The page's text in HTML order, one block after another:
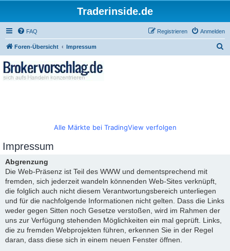
Traderinside.de
FAQ Anmelden
Registrieren
Foren-Übersicht Impressum
Alle Märkte bei TradingView verfolgen
Impressum
Abgrenzung
Die Web-Präsenz ist Teil des WWW und dementsprechend mit
fremden, sich jederzeit wandeln könnenden Web-Sites verknüpft,
die folglich auch nicht diesem Verantwortungsbereich unterliegen
und für die nachfolgende Informationen nicht gelten. Dass die Links
weder gegen Sitten noch Gesetze verstoßen, wird im Rahmen der
uns zur Verfügung stehenden Möglichkeiten ein mal geprüft. Links,
die zu fremden Webprojekten führen, erkennen Sie in der Regel
daran, dass diese sich in einem neuen Fenster öffnen.